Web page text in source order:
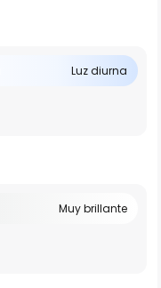
Luz diurna
Muy brillante